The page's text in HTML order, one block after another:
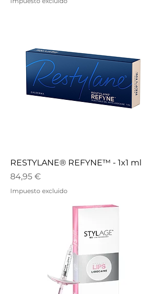
RESTYLANE® REFYNE™ - 1x1 ml
Precio
84,95 €
Impuesto excluido